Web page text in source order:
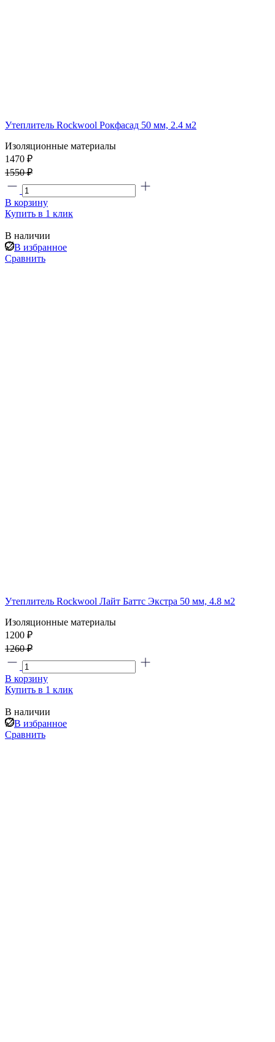
Утеплитель Rockwool Рокфасад 50 мм, 2.4 м2
Изоляционные материалы
1470 ₽
1550 ₽
В корзину
Купить в 1 клик
В наличии
В избранное
Сравнить
Утеплитель Rockwool Лайт Баттс Экстра 50 мм, 4.8 м2
Изоляционные материалы
1200 ₽
1260 ₽
В корзину
Купить в 1 клик
В наличии
В избранное
Сравнить